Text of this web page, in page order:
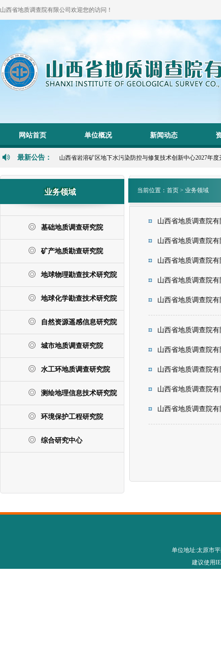
山西省地质调查院有限公司欢迎您的访问！
2
网站首页 单位概况 新闻动态
最新公告： 山西省岩溶矿区地下水污染防控与修复技术创新中心2027年
业务领域
基础地质调查研究院
矿产地质勘查研究院
地球物理勘查技术研究院
地球化学勘查技术研究院
自然资源遥感信息研究院
城市地质调查研究院
水工环地质调查研究院
测绘地理信息技术研究院
环境保护工程研究院
综合研究中心
当前位置： 首页 > 业务领域
山西省地质调查院
山西省地质调查院
山西省地质调查院
山西省地质调查院
山西省地质调查院
山西省地质调查院
山西省地质调查院
山西省地质调查院
山西省地质调查院
山西省地质调查院
单位地址:太原市
建议使用